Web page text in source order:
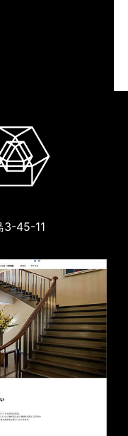
3-45-11